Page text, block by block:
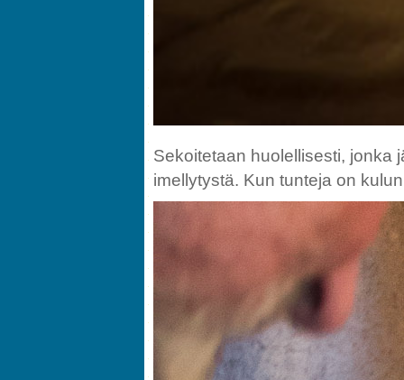
Sekoitetaan huolellisesti, jonka
imellytystä. Kun tunteja on